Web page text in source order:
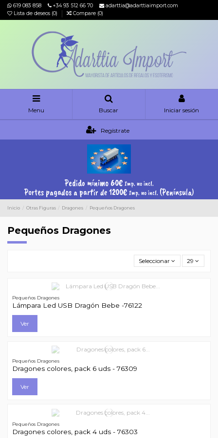
619 083 858 +34 93 512 66 70
adarttia@adarttiaimport.com
Lista de deseos (0) Compare (0)
Menu Buscar Iniciar sesión
Regístrate
Pedido mínimo 60€ Imp. no incl.
Portes pagados a partir de 1200€ Imp. no incl. (Península)
Inicio Otras Figuras Dragones Pequeños Dragones
Pequeños Dragones
Seleccionar 29
Pequeños Dragones
Lámpara Led USB Dragón Bebe -76122
Ver
Pequeños Dragones
Dragones colores, pack 6 uds - 76309
Ver
Pequeños Dragones
Dragones colores, pack 4 uds - 76303